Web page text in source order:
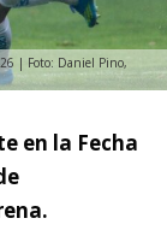
| Foto: Daniel Pino,
en la Fecha